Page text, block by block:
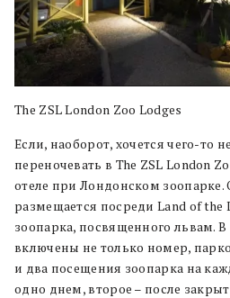
The ZSL London Zoo Lodges
Если, наоборот, хочется чего-то
переночевать в The ZSL London
отеле при Лондонском
размещается посреди Land of the
зоопарка, посвященного львам. В
включены не только номер,
и два посещения зоопарка на
одно днем, второе – после